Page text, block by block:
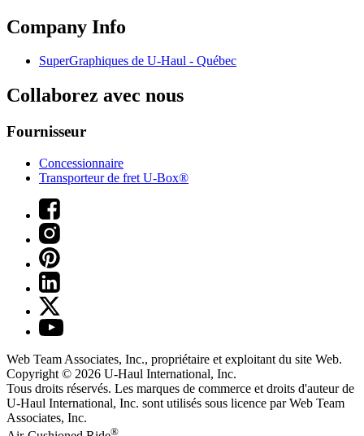
Company Info
SuperGraphiques de U-Haul - Québec
Collaborez avec nous
Fournisseur
Concessionnaire
Transporteur de fret U-Box®
Web Team Associates, Inc., propriétaire et exploitant du site Web.
Copyright © 2026 U-Haul International, Inc.
Tous droits réservés. Les marques de commerce et droits d'auteur de
U-Haul International, Inc. sont utilisés sous licence par Web Team
Associates, Inc.
®